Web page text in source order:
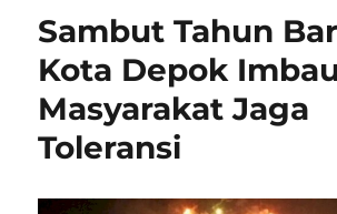
Sambut Tahun
Kota Depok
Masyarakat Jaga
Toleransi